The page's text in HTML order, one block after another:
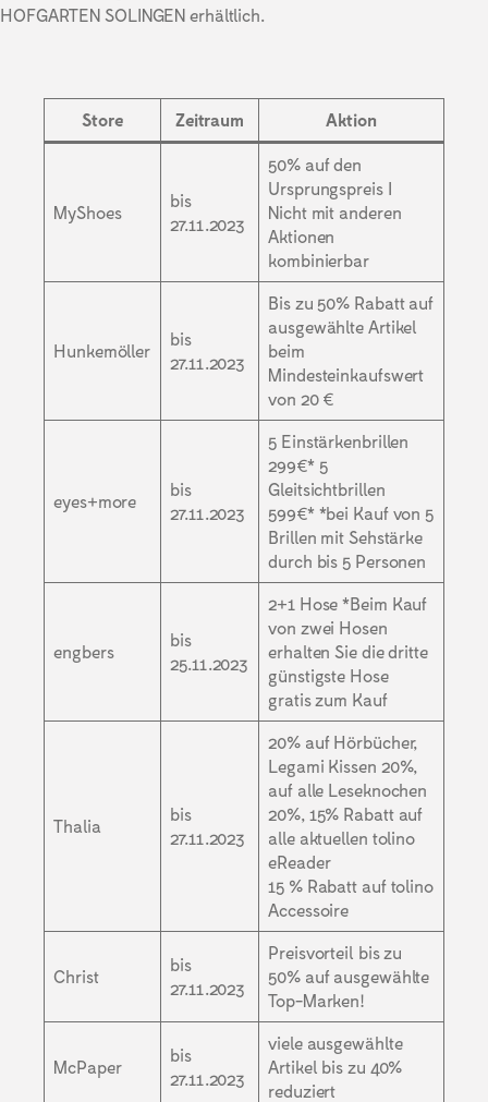
HOFGARTEN SOLINGEN erhältlich.
Store Zeitraum Aktion
MyShoes
bis
27.11.2023
50% auf den
Ursprungspreis I
Nicht mit anderen
Aktionen
kombinierbar
Hunkemöller
bis
27.11.2023
Bis zu 50% Rabatt auf
ausgewählte Artikel
beim
Mindesteinkaufswert
von 20 €
eyes+more
bis
27.11.2023
5 Einstärkenbrillen
299€* 5
Gleitsichtbrillen
599€* *bei Kauf von 5
Brillen mit Sehstärke
durch bis 5 Personen
engbers
bis
25.11.2023
2+1 Hose *Beim Kauf
von zwei Hosen
erhalten Sie die dritte
günstigste Hose
gratis zum Kauf
Thalia
bis
27.11.2023
20% auf Hörbücher,
Legami Kissen 20%,
auf alle Leseknochen
20%, 15% Rabatt auf
alle aktuellen tolino
eReader
15 % Rabatt auf tolino
Accessoire
Christ
bis
27.11.2023
Preisvorteil bis zu
50% auf ausgewählte
Top-Marken!
McPaper
bis
27.11.2023
viele ausgewählte
Artikel bis zu 40%
reduziert